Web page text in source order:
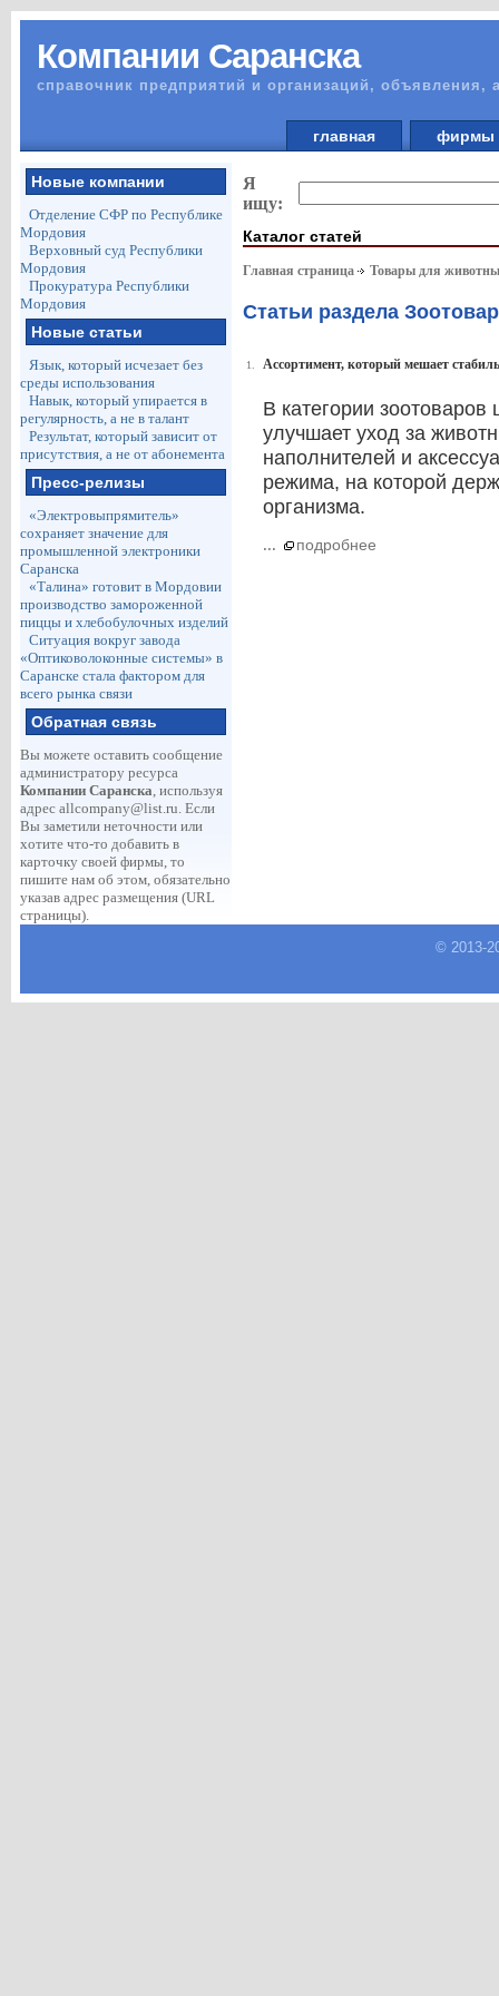
Компании Саранска
справочник предприятий и организаций, объявления,
главная
Новые компании
Отделение СФР по Республике
Мордовия
Верховный суд Республики
Мордовия
Прокуратура Республики
Мордовия
Новые статьи
Язык, который исчезает без
среды использования
Навык, который упирается в
регулярность, а не в талант
Результат, который зависит от
присутствия, а не от абонемента
Пресс-релизы
«Электровыпрямитель»
сохраняет значение для
промышленной электроники
Саранска
«Талина» готовит в Мордовии
производство замороженной
пиццы и хлебобулочных изделий
Ситуация вокруг завода
«Оптиковолоконные системы» в
Саранске стала фактором для
всего рынка связи
Обратная связь
Вы можете оставить сообщение
администратору ресурса
Компании Саранска, используя
адрес allcompany@list.ru. Если
Вы заметили неточности или
хотите что-то добавить в
карточку своей фирмы, то
пишите нам об этом, обязательно
указав адрес размещения (URL
страницы).
Я
ищу:
Каталог статей
Главная страница Товары для
Статьи раздела
1. Ассортимент, который мешает
В категории
улучшает уход за
наполнителей и
режима, на которой
организма.
... подробнее
© 2013-